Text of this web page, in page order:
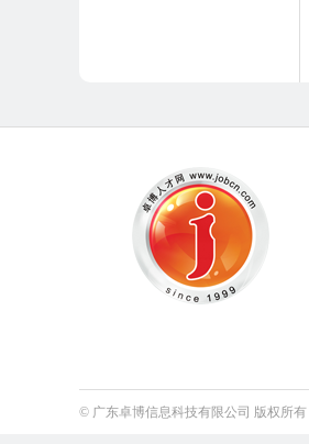
© 广东卓博信息科技有限公司 版权所有